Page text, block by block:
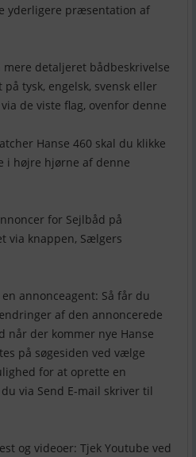
yderligere præsentation af
detaljeret bådbeskrivelse
tysk, engelsk, svensk eller
de viste flag, ovenfor denne
Hanse 460 skal du klikke
i højre hjørne af denne
for Sejlbåd på
via knappen, Sælgers
annonceagent: Så får du
af den annoncerede
når der kommer nye Hanse
på søgesiden ved vælge
for at oprette en
via Send E-mail skriver til
og videoer: Tjek Youtube ved